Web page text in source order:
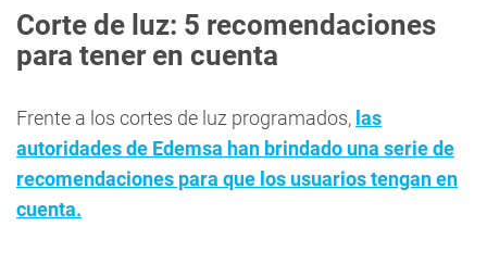
Corte de luz: 5 recomendaciones
para tener en cuenta
Frente a los cortes de luz programados, las
autoridades de Edemsa han brindado una serie de
recomendaciones para que los usuarios tengan en
cuenta.